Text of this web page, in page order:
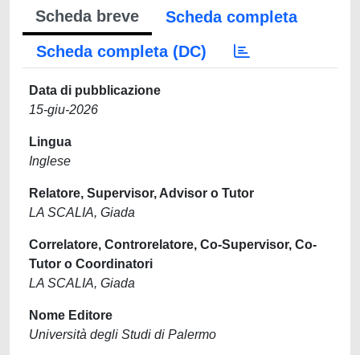
Scheda breve
Scheda completa
Scheda completa (DC)
Data di pubblicazione
15-giu-2026
Lingua
Inglese
Relatore, Supervisor, Advisor o Tutor
LA SCALIA, Giada
Correlatore, Controrelatore, Co-Supervisor, Co-
Tutor o Coordinatori
LA SCALIA, Giada
Nome Editore
Università degli Studi di Palermo